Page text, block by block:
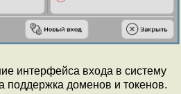
интерфейса входа в систему
поддержка доменов и токенов.